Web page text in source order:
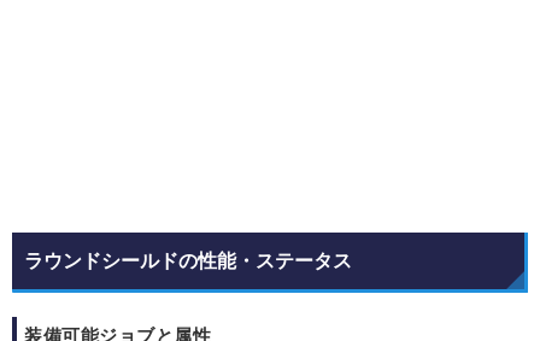
ラウンドシールドの性能・ステータス
装備可能ジョブと属性